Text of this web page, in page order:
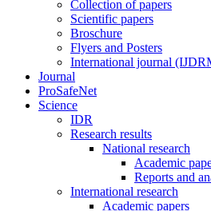
Collection of papers
Scientific papers
Broschure
Flyers and Posters
International journal
Journal
ProSafeNet
Science
IDR
Research results
National research
Academic
Reports and
International research
Academic papers